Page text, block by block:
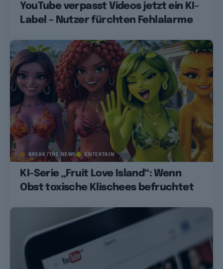
YouTube verpasst Videos jetzt ein KI-
Label – Nutzer fürchten Fehlalarme
BREAK/THE NEWS ENTERTAIN
KI-Serie „Fruit Love Island“: Wenn
Obst toxische Klischees befruchtet